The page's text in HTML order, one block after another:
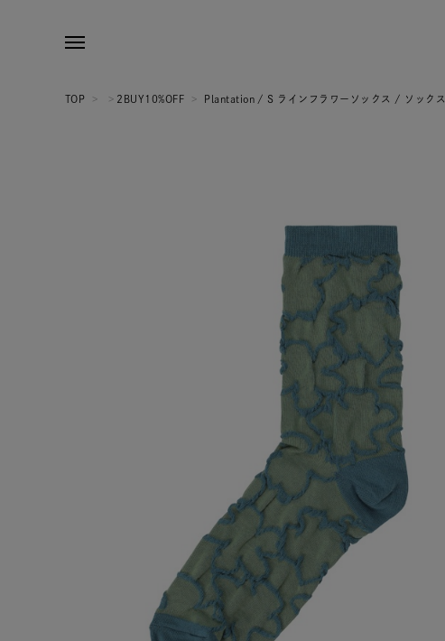
TOP > > 2BUY10%OFF > Plantation / S ラインフラワーソックス / ソックス